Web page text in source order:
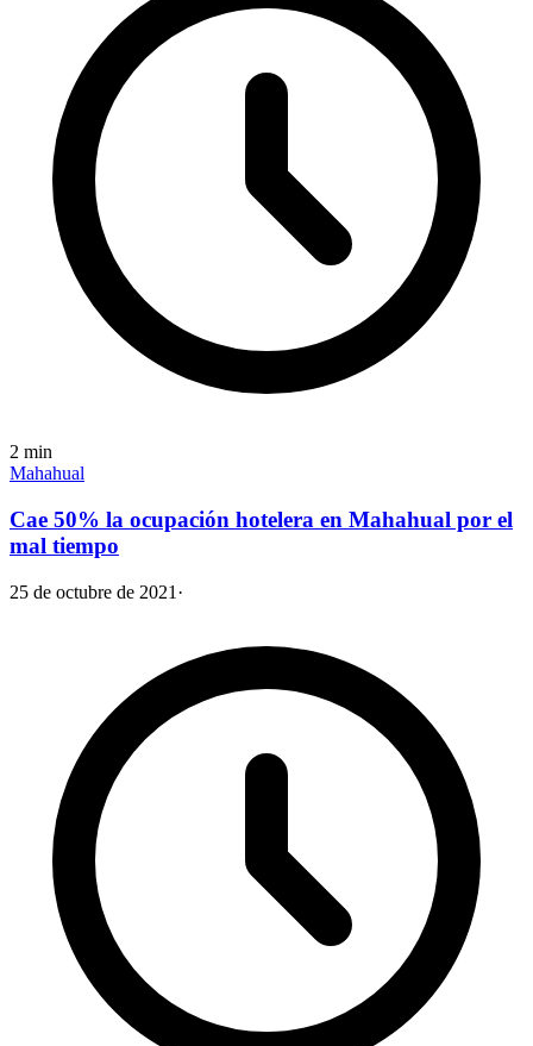
2 min
Mahahual
Cae 50% la ocupación hotelera en Mahahual por el
mal tiempo
25 de octubre de 2021 ·